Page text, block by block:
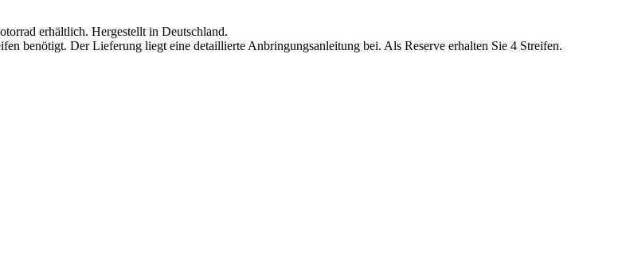
erhältlich. Hergestellt in Deutschland.
benötigt. Der Lieferung liegt eine detaillierte Anbringungsanleitung bei. Als Reserve erhalten Sie 4 Streifen.